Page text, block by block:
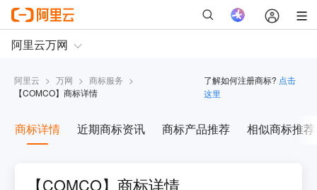
阿里云 > 万网 > 商标服务 >
【COMCO】商标详情
了解如何注册商标? 点击
这里
商标详情 近期商标资讯 商标产品推荐 相似商标推荐
【COMCO】商标详情